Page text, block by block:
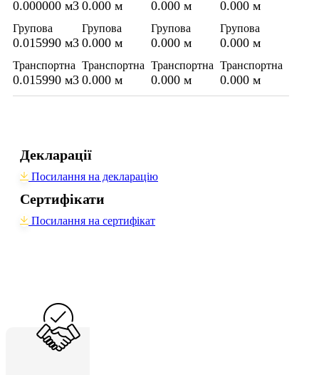
0.000000 м3
Групова
0.015990 м3
Транспортна
0.015990 м3
0.000 м
Групова
0.000 м
Транспортна
0.000 м
0.000 м
Групова
0.000 м
Транспортна
0.000 м
0.000 м
Групова
0.000 м
Транспортна
0.000 м
Декларації
Посилання на декларацію
Сертифікати
Посилання на сертифікат